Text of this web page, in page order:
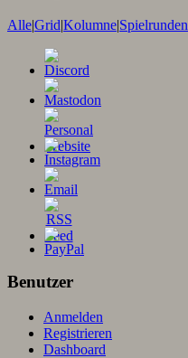
Alle|Grid|Kolumne|Spielrunden
Benutzer
Anmelden
Registrieren
Dashboard